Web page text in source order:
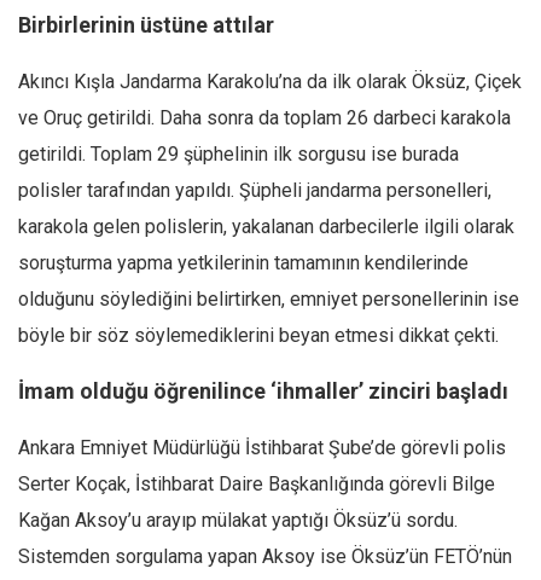
Asya
Afrika
İslam Dünyası
Amerika
Avustralya
Tarih
Düşünce
Dosyalar
Birbirlerinin üstüne attılar
Akıncı Kışla Jandarma Karakolu’na da ilk olarak Öksüz, Çiçek
ve Oruç getirildi. Daha sonra da toplam 26 darbeci karakola
getirildi. Toplam 29 şüphelinin ilk sorgusu ise burada
polisler tarafından yapıldı. Şüpheli jandarma personelleri,
karakola gelen polislerin, yakalanan darbecilerle ilgili olarak
soruşturma yapma yetkilerinin tamamının kendilerinde
olduğunu söylediğini belirtirken, emniyet personellerinin ise
böyle bir söz söylemediklerini beyan etmesi dikkat çekti.
İmam olduğu öğrenilince ‘ihmaller’ zinciri başladı
Ankara Emniyet Müdürlüğü İstihbarat Şube’de görevli polis
Serter Koçak, İstihbarat Daire Başkanlığında görevli Bilge
Kağan Aksoy’u arayıp mülakat yaptığı Öksüz’ü sordu.
Sistemden sorgulama yapan Aksoy ise Öksüz’ün FETÖ’nün